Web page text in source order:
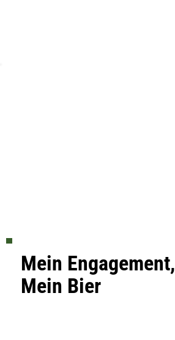
Mein Engagement,
Mein Bier